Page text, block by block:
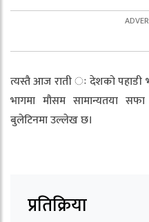
त्यस्तै आज राती ः देशको पहाडी
भागमा मौसम सामान्यतया
बुलेटिनमा उल्लेख छ।
प्रतिक्रिया